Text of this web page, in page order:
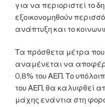
για να περιοριστεί το
εξοικονομηθούν
ανάπτυξη και το
Τα πρόσθετα μέτρα
αναμένεται να
0,8% του ΑΕΠ. Το
του ΑΕΠ, θα καλυφθεί
μάχης ενάντια στη